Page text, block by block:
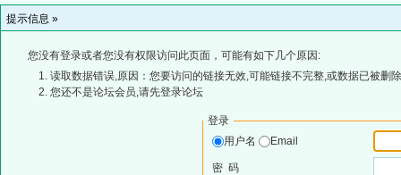
提示信息 »
您没有登录或者您没有权限访问此页面，可能有如下几个原因:
读取数据错误,原因：您要访问的链接无效,可能链接不完整,或数据已被删
您还不是论坛会员,请先登录论坛
登录
用户名
Email
密 码